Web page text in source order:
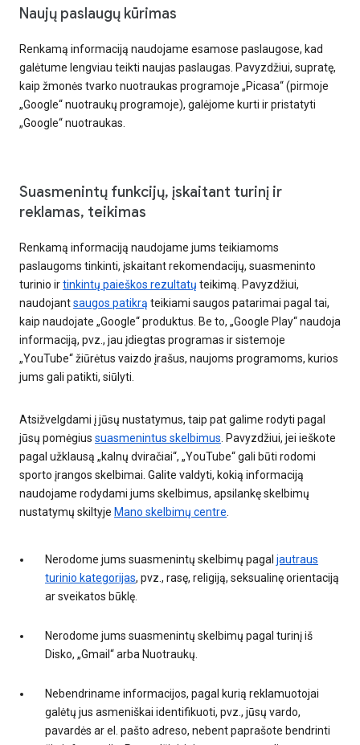
Naujų paslaugų kūrimas
Renkamą informaciją naudojame esamose paslaugose, kad
galėtume lengviau teikti naujas paslaugas. Pavyzdžiui, supratę,
kaip žmonės tvarko nuotraukas programoje „Picasa“ (pirmoje
„Google“ nuotraukų programoje), galėjome kurti ir pristatyti
„Google“ nuotraukas.
Suasmenintų funkcijų, įskaitant turinį ir
reklamas, teikimas
Renkamą informaciją naudojame jums teikiamoms
paslaugoms tinkinti, įskaitant rekomendacijų, suasmeninto
turinio irtinkintų paieškos rezultatų teikimą. Pavyzdžiui,
naudojantsaugos patikrą teikiami saugos patarimai pagal tai,
kaip naudojate „Google“ produktus. Be to, „Google Play“ naudoja
informaciją, pvz., jau įdiegtas programas ir sistemoje
„YouTube“ žiūrėtus vaizdo įrašus, naujoms programoms, kurios
jums gali patikti, siūlyti.
Atsižvelgdami į jūsų nustatymus, taip pat galime rodyti pagal
jūsų pomėgius suasmenintus skelbimus . Pavyzdžiui, jei ieškote
pagal užklausą „kalnų dviračiai“, „YouTube“ gali būti rodomi
sporto įrangos skelbimai. Galite valdyti, kokią informaciją
naudojame rodydami jums skelbimus, apsilankę skelbimų
nustatymų skiltyje Mano skelbimų centre
Nerodome jums suasmenintų skelbimų pagal jautraus
turinio kategorijas, pvz., rasę, religiją, seksualinę orientaciją
ar sveikatos būklę.
Nerodome jums suasmenintų skelbimų pagal turinį iš
Disko, „Gmail“ arba Nuotraukų.
Nebendriname informacijos, pagal kurią reklamuotojai
galėtų jus asmeniškai identifikuoti, pvz., jūsų vardo,
pavardės ar el. pašto adreso, nebent paprašote bendrinti